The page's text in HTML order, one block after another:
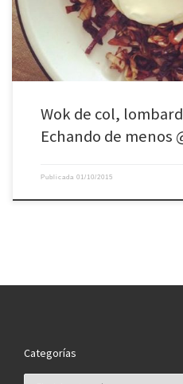
Wok de col,
Echando de menos
Publicada 01/10/2015
Categorías